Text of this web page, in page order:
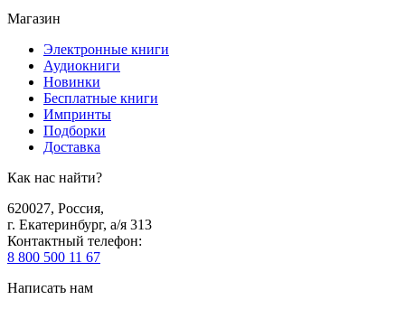
Магазин
Электронные книги
Аудиокниги
Новинки
Бесплатные книги
Импринты
Подборки
Доставка
Как нас найти?
620027, Россия,
г. Екатеринбург, а/я 313
Контактный телефон:
8 800 500 11 67
Написать нам